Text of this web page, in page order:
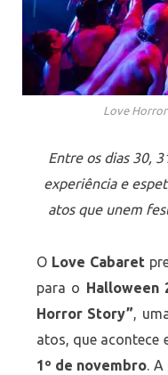
Love Horror
Entre os dias 30,
experiência e
atos que unem
O Love Cabaret
para o Halloween
Horror Story”,
atos, que acontece
1º de novembro.